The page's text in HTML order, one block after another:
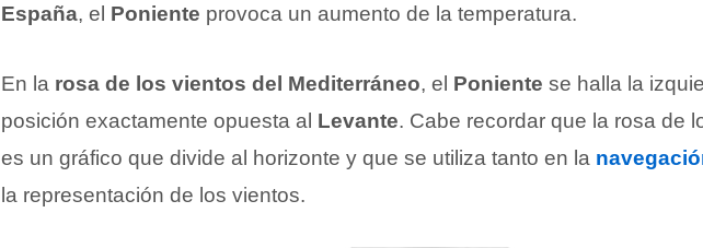
España, el Poniente provoca un aumento de la temperatura.
En la rosa de los vientos del Mediterráneo, el Poniente se halla la
posición exactamente opuesta al Levante. Cabe recordar que la rosa de
es un gráfico que divide al horizonte y que se utiliza tanto en la
la representación de los vientos.